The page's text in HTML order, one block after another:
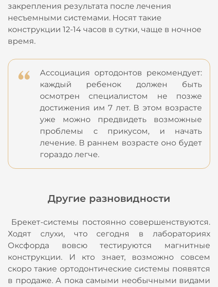
закрепления результата после лечения
несъемными системами. Носят такие
конструкции 12-14 часов в сутки, чаще в ночное
время.
Ассоциация ортодонтов рекомендует:
каждый ребенок должен быть
осмотрен специалистом не позже
достижения им 7 лет. В этом возрасте
уже можно предвидеть возможные
проблемы с прикусом, и начать
лечение. В раннем возрасте оно будет
гораздо легче.
Другие разновидности
Брекет-системы постоянно совершенствуются.
Ходят слухи, что сегодня в лабораториях
Оксфорда вовсю тестируются магнитные
конструкции. И кто знает, возможно совсем
скоро такие ортодонтические системы появятся
в продаже. А пока самыми необычными видами